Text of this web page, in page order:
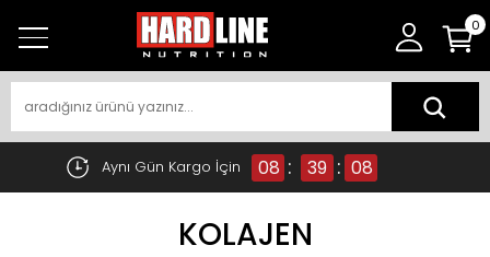
0
Aynı Gün Kargo İçin 08 : 39 : 08
KOLAJEN